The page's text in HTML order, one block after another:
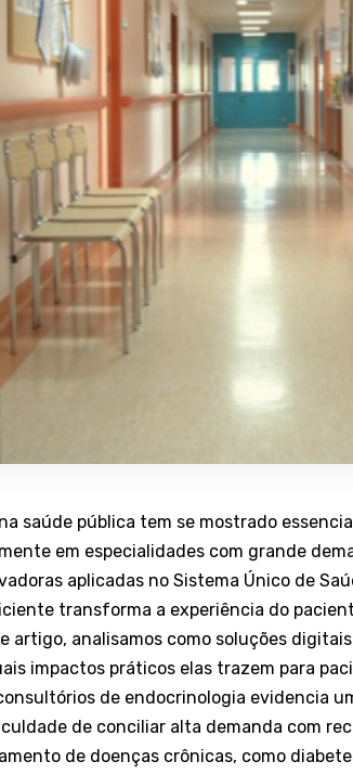
saúde pública tem se mostrado
em especialidades com grande
aplicadas no Sistema Único de
transforma a experiência do
artigo, analisamos como soluções
impactos práticos elas trazem para
de endocrinologia evidencia
de conciliar alta demanda com
de doenças crônicas, como